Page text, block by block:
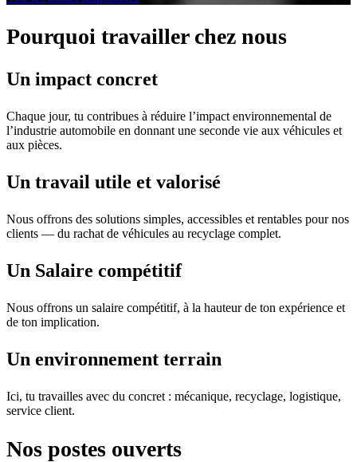
Pourquoi travailler chez nous
Un impact concret
Chaque jour, tu contribues à réduire l’impact environnemental de
l’industrie automobile en donnant une seconde vie aux véhicules et
aux pièces.
Un travail utile et valorisé
Nous offrons des solutions simples, accessibles et rentables pour nos
clients — du rachat de véhicules au recyclage complet.
Un Salaire compétitif
Nous offrons un salaire compétitif, à la hauteur de ton expérience et
de ton implication.
Un environnement terrain
Ici, tu travailles avec du concret : mécanique, recyclage, logistique,
service client.
Nos postes ouverts